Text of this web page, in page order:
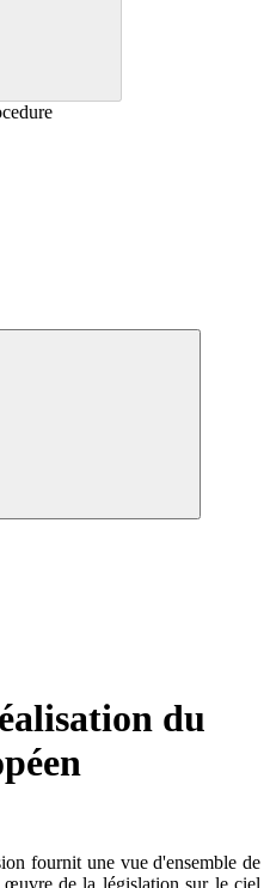
du
fournit une vue d'ensemble de
œuvre de la législation sur le ciel